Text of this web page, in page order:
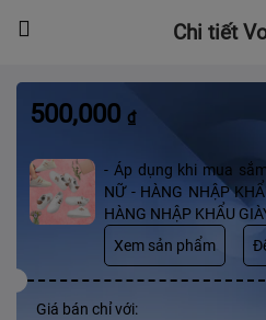
Chi tiết
500,000 ₫
- Áp dụng khi mua
NỮ - HÀNG NHẬP
HÀNG NHẬP KHẨU
Xem sản phẩm
Giá bán chỉ với: